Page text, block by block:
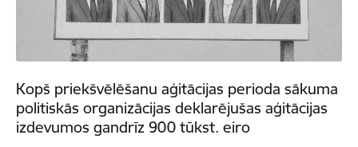
Kopš priekšvēlēšanu aģitācijas perioda sākuma
politiskās organizācijas deklarējušas aģitācijas
izdevumos gandrīz 900 tūkst. eiro